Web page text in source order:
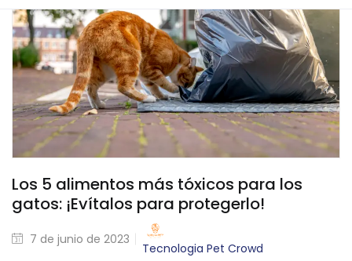
Los 5 alimentos más tóxicos para los
gatos: ¡Evítalos para protegerlo!
7 de junio de 2023
Tecnologia Pet Crowd
Acuérdate de mí
Acceso
¿Contraseña perdida?